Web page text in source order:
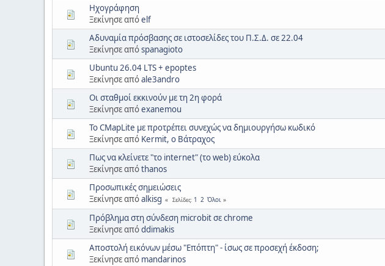
Ηχογράφηση
Ξεκίνησε απόelf
Αδυναμία πρόσβασης σε ιστοσελίδες του Π.Σ.Δ. σε 22.04
Ξεκίνησε απόspanagioto
Ubuntu 26.04 LTS + epoptes
Ξεκίνησε απόale3andro
Οι σταθμοί εκκινούν με τη 2η φορά
Ξεκίνησε απόexanemou
To CMapLite με προτρέπει συνεχώς να δημιουργήσω κωδικό
Ξεκίνησε από Kermit, ο Βάτραχος
Πως να κλείνετε "το internet" (το web) εύκολα
Ξεκίνησε απόthanos
Προσωπικές σημειώσεις
Ξεκίνησε απόalkisg Σελίδες 1 2 Όλοι
Πρόβλημα στη σύνδεση microbit σε chrome
Ξεκίνησε απόddimakis
Αποστολή εικόνων μέσω "Επόπτη" - ίσως σε προσεχή έκδοση;
Ξεκίνησε από mandarinos